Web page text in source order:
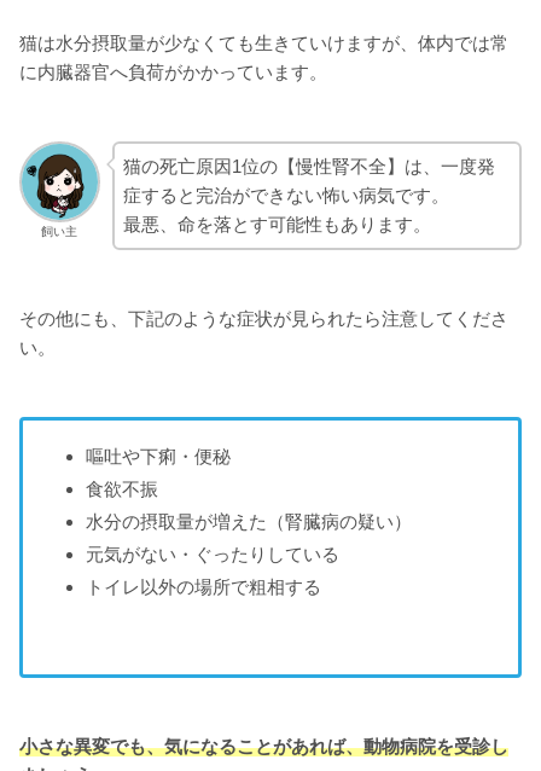
猫は水分摂取量が少なくても生きていけますが、体内では常
に内臓器官へ負荷がかかっています。
飼い主
猫の死亡原因1位の【慢性腎不全】は、一度発
症すると完治ができない怖い病気です。
最悪、命を落とす可能性もあります。
その他にも、下記のような症状が見られたら注意してくださ
い。
嘔吐や下痢・便秘
食欲不振
水分の摂取量が増えた（腎臓病の疑い）
元気がない・ぐったりしている
トイレ以外の場所で粗相する
小さな異変でも、気になることがあれば、動物病院を受診し